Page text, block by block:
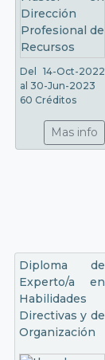
Del 14-Oct-2022
al 30-Jun-2023
60 Créditos
Mas info
Diploma de
Experto/a en
Habilidades
Directivas y de
Organización